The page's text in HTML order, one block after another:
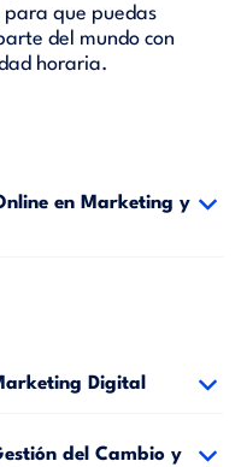
para que puedas
del mundo con
horaria.
en Marketing y
Digital
del Cambio y